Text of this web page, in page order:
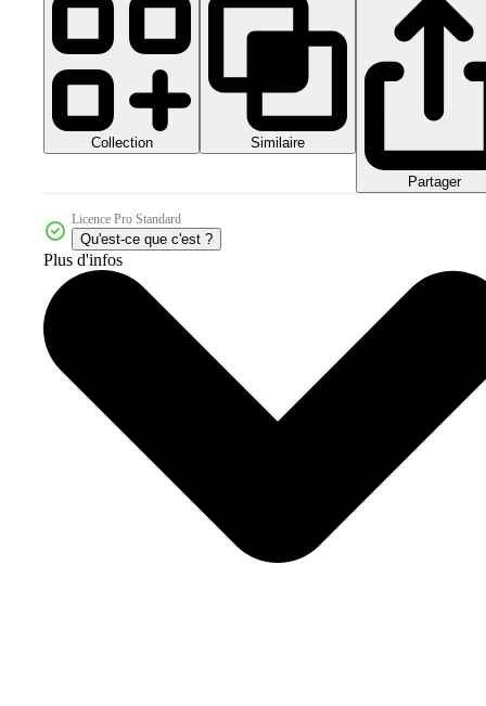
Collection Similaire
Partager
Licence Pro Standard
Qu'est-ce que c'est ?
Plus d'infos